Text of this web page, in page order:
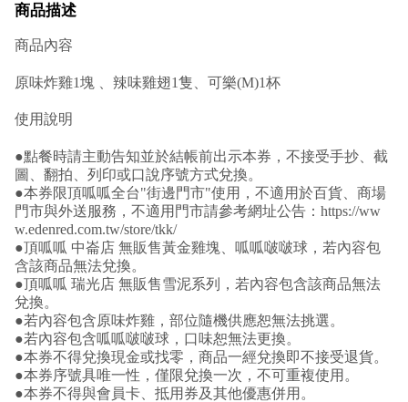
商品描述
商品內容
原味炸雞1塊 、辣味雞翅1隻、可樂(M)1杯
使用說明
●點餐時請主動告知並於結帳前出示本券，不接受手抄、截
圖、翻拍、列印或口說序號方式兌換。
●本券限頂呱呱全台"街邊門市"使用，不適用於百貨、商場
門市與外送服務，不適用門市請參考網址公告：https://ww
w.edenred.com.tw/store/tkk/
●頂呱呱 中崙店 無販售黃金雞塊、呱呱啵啵球，若內容包
含該商品無法兌換。
●頂呱呱 瑞光店 無販售雪泥系列，若內容包含該商品無法
兌換。
●若內容包含原味炸雞，部位隨機供應恕無法挑選。
●若內容包含呱呱啵啵球，口味恕無法更換。
●本券不得兌換現金或找零，商品一經兌換即不接受退貨。
●本券序號具唯一性，僅限兌換一次，不可重複使用。
●本券不得與會員卡、抵用券及其他優惠併用。